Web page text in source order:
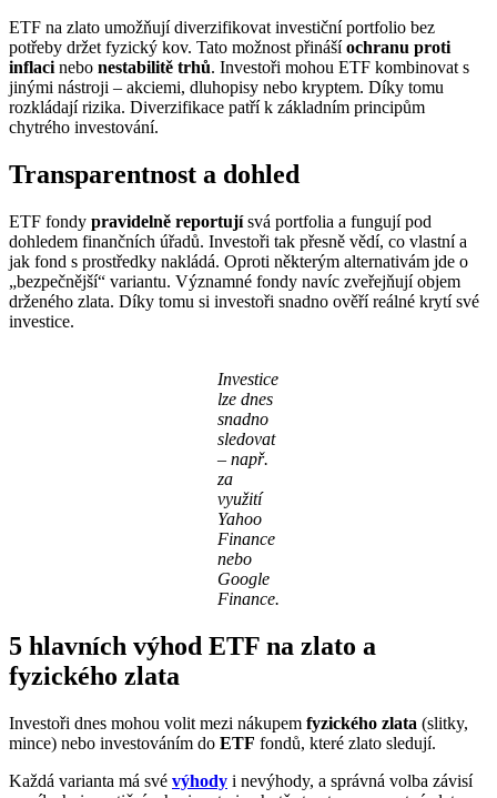
ETF na zlato umožňují diverzifikovat investiční portfolio bez
potřeby držet fyzický kov. Tato možnost přinášíochranu proti
inflaci nebo nestabilitě trhů. Investoři mohou ETF kombinovat s
jinými nástroji – akciemi, dluhopisy nebo kryptem. Díky tomu
rozkládají rizika. Diverzifikace patří k základním principům
chytrého investování.
Transparentnost a dohled
ETF fondy pravidelně reportujísvá portfolia a fungují pod
dohledem finančních úřadů. Investoři tak přesně vědí, co vlastní a
jak fond s prostředky nakládá. Oproti některým alternativám jde o
„bezpečnější“ variantu. Významné fondy navíc zveřejňují objem
drženého zlata. Díky tomu si investoři snadno ověří reálné krytí své
investice.
Investice
lze dnes
snadno
sledovat
– např.
za
využití
Yahoo
Finance
nebo
Google
Finance.
5 hlavních výhod ETF na zlato a
fyzického zlata
Investoři dnes mohou volit mezi nákupem fyzického zlata (slitky,
mince) nebo investováním do ETF fondů, které zlato sledují.
Každá varianta má své výhody i nevýhody, a správná volba závisí